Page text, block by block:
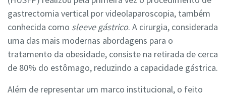
gastrectomia vertical por videolaparoscopia, também
conhecida como sleeve gástrico. A cirurgia, considerada
uma das mais modernas abordagens para o
tratamento da obesidade, consiste na retirada de cerca
de 80% do estômago, reduzindo a capacidade gástrica.
Além de representar um marco institucional, o feito